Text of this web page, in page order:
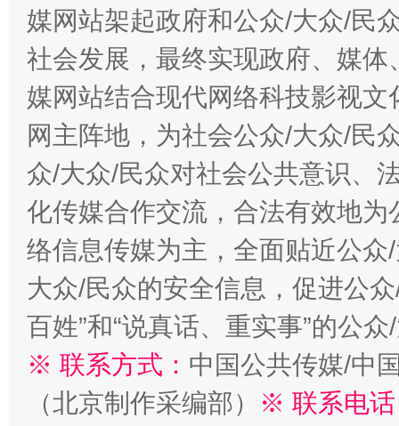
在谋一域中谋全局
媒网站架起政府和公众/大众/民
社会发展，最终实现政府、媒
媒网站结合现代网络科技影视
网主阵地，为社会公众/大众/民
众/大众/民众对社会公共意识、
化传媒合作交流，合法有效地
络信息传媒为主，全面贴近公
大众/民众的安全信息，促进公
百姓”和“说真话、重实事”的公
※ 联系方式： 中国公共传媒/中
（北京制作采编部）
※ 联系电